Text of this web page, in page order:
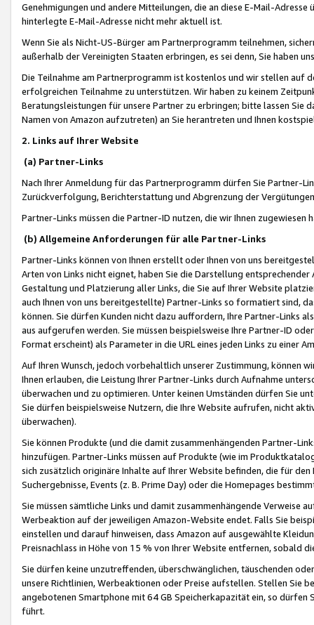
Genehmigungen und andere Mitteilungen, die an diese E-Mail-
hinterlegte E-Mail-Adresse nicht mehr aktuell ist.
Wenn Sie als Nicht-US-Bürger am Partnerprogramm teilnehmen,
außerhalb der Vereinigten Staaten erbringen, es sei denn, Sie haben
Die Teilnahme am Partnerprogramm ist kostenlos und wir stellen auf
erfolgreichen Teilnahme zu unterstützen. Wir haben zu keinem
Beratungsleistungen für unsere Partner zu erbringen; bitte lassen Sie
Namen von Amazon aufzutreten) an Sie herantreten und Ihnen
2. Links auf Ihrer Website
(a) Partner-Links
Nach Ihrer Anmeldung für das Partnerprogramm dürfen Sie Partner-
Zurückverfolgung, Berichterstattung und Abgrenzung der
Partner-Links müssen die Partner-ID nutzen, die wir Ihnen zugewiesen
(b) Allgemeine Anforderungen für alle Partner-Links
Partner-Links können von Ihnen erstellt oder Ihnen von uns
Arten von Links nicht eignet, haben Sie die Darstellung
Gestaltung und Platzierung aller Links, die Sie auf Ihrer Website
auch Ihnen von uns bereitgestellte) Partner-Links so formatiert sind,
können. Sie dürfen Kunden nicht dazu auffordern, Ihre Partner-Links
aus aufgerufen werden. Sie müssen beispielsweise Ihre Partner-ID
Format erscheint) als Parameter in die URL eines jeden Links zu einer
Auf Ihren Wunsch, jedoch vorbehaltlich unserer Zustimmung, können
Ihnen erlauben, die Leistung Ihrer Partner-Links durch Aufnahme
überwachen und zu optimieren. Unter keinen Umständen dürfen Sie
Sie dürfen beispielsweise Nutzern, die Ihre Website aufrufen, nicht
überwachen).
Sie können Produkte (und die damit zusammenhängenden Partner-
hinzufügen. Partner-Links müssen auf Produkte (wie im
sich zusätzlich originäre Inhalte auf Ihrer Website befinden, die für
Suchergebnisse, Events (z. B. Prime Day) oder die Homepages
Sie müssen sämtliche Links und damit zusammenhängende
Werbeaktion auf der jeweiligen Amazon-Website endet. Falls Sie
einstellen und darauf hinweisen, dass Amazon auf ausgewählte
Preisnachlass in Höhe von 15 % von Ihrer Website entfernen, sobald
Sie dürfen keine unzutreffenden, überschwänglichen, täuschenden
unsere Richtlinien, Werbeaktionen oder Preise aufstellen. Stellen Sie
angebotenen Smartphone mit 64 GB Speicherkapazität ein, so dürfen
führt.